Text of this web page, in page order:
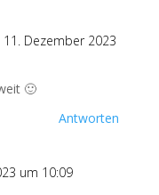
11. Dezember 2023
🙂
Antworten
um 10:09